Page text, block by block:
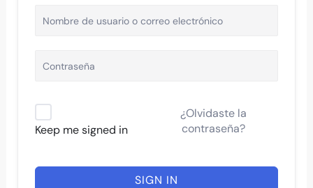
Keep me signed in
¿Olvidaste la
contraseña?
SIGN IN